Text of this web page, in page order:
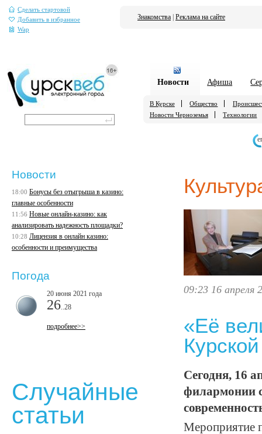
Сделать стартовой
Добавить в избранное
Wap
Знакомства Реклама на сайте
Новости Афиша
В Курске Общество
Новости Черноземья
Технологии
09:23 16 апреля
«Её
Сегодня, 16
филармонии
Мероприятие
Новости
18:00 Бонусы без отыгрыша в казино:
главные особенности
11:56 Новые онлайн-казино: как
анализировать надежность площадки?
10:28 Лицензия в онлайн казино:
особенности и преимущества
Погода
20 июня 2021 года
26 ..28
подробнее>>
Случайные
статьи